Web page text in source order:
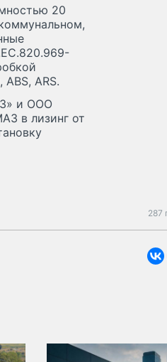
20
ARS.
и ООО
в лизинг от
287